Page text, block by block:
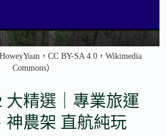
，CC BY-SA 4.0，Wikimedia
Commons）
大精選｜專業旅運
神農架 直航純玩